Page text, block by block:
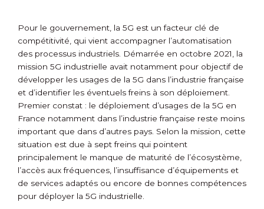
Pour le gouvernement, la 5G est un facteur clé de
compétitivité, qui vient accompagner l’automatisation
des processus industriels. Démarrée en octobre 2021, la
mission 5G industrielle avait notamment pour objectif de
développer les usages de la 5G dans l’industrie française
et d’identifier les éventuels freins à son déploiement.
Premier constat : le déploiement d’usages de la 5G en
France notamment dans l’industrie française reste moins
important que dans d’autres pays. Selon la mission, cette
situation est due à sept freins qui pointent
principalement le manque de maturité de l’écosystème,
l’accès aux fréquences, l’insuffisance d’équipements et
de services adaptés ou encore de bonnes compétences
pour déployer la 5G industrielle.